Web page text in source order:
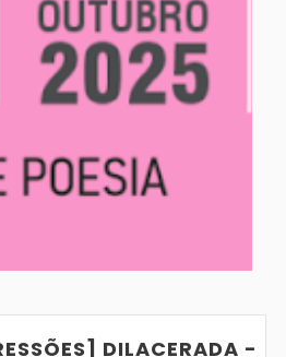
2025: TUDO QUE
QUE PROMETEM
VER POST
DILACERADA -